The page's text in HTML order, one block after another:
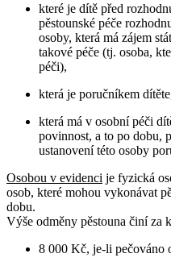
které je dítě před
pěstounské péče
osoby, která má zájem
takové péče (tj. osoba,
péči),
která je poručníkem
která má v osobní péči
povinnost, a to po dobu,
ustanovení této osoby
Osobou v evidenci je fyzická
osob, které mohou vykonávat
dobu.
Výše odměny pěstouna činí za
8 000 Kč, je-li pečováno